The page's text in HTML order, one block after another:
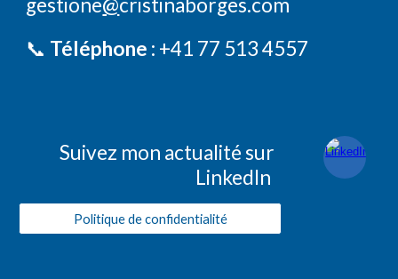
gestione@cristinaborges.com
📞 Téléphone : +41 77 513 4557
Suivez mon actualité sur
LinkedIn
Politique de confidentialité